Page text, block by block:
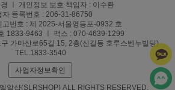
ㅣ 개인정보 보호 책임자 : 이수환
자 등록번호 : 206-31-86750
고번호 : 제 2025-서울영등포-0932 호
1833-9463 ㅣ 팩스 : 070-4639-1299
가마산로65길 15, 2층(신길동 호루스벤누빌딩)
TEL.1833-3540
사업자정보확인
알샵(SLRSHOP) ALL RIGHTS RESERVED.